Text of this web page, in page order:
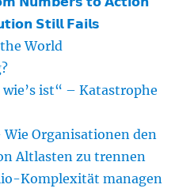
𝗦𝘁𝗶𝗹𝗹 𝗙𝗮𝗶𝗹𝘀
World
ist“ – Katastrophe
Organisationen den
Altlasten zu trennen
Komplexität managen